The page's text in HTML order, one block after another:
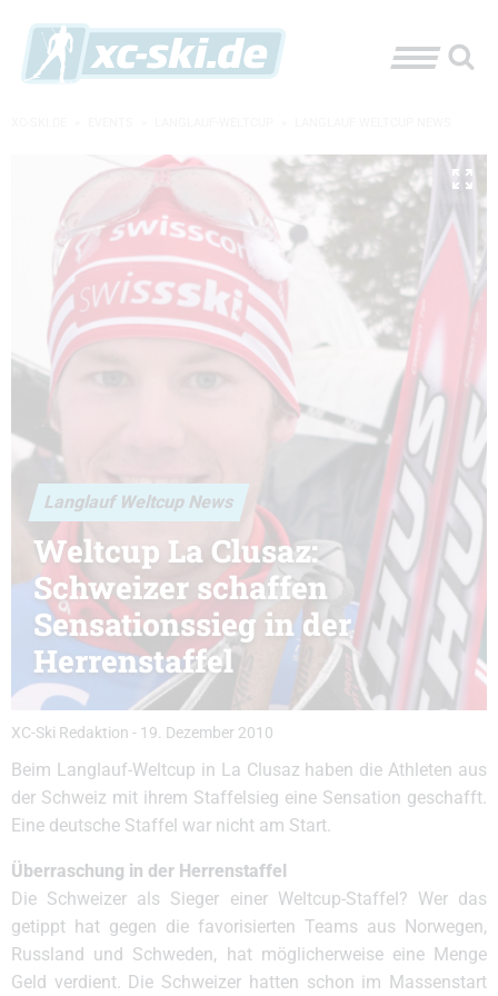
Langlauf Weltcup News
Weltcup La Clusaz:
Schweizer schaffen
Sensationssieg in der
Herrenstaffel
XC-Ski Redaktion - 19. Dezember 2010
Beim Langlauf-Weltcup in La Clusaz haben die Athleten aus
der Schweiz mit ihrem Staffelsieg eine Sensation geschafft.
Eine deutsche Staffel war nicht am Start.
Überraschung in der Herrenstaffel
Die Schweizer als Sieger einer Weltcup-Staffel? Wer das
getippt hat gegen die favorisierten Teams aus Norwegen,
Russland und Schweden, hat möglicherweise eine Menge
Geld verdient. Die Schweizer hatten schon im Massenstart